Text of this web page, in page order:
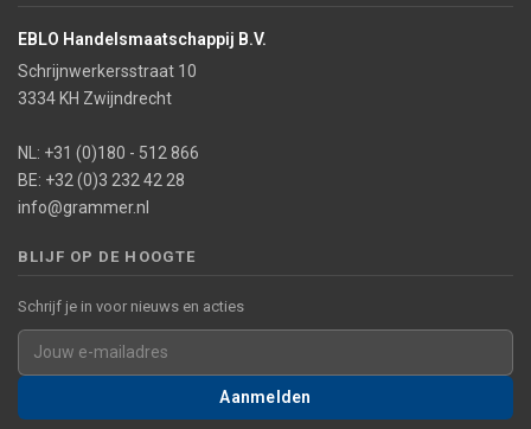
EBLO Handelsmaatschappij B.V.
Schrijnwerkersstraat 10
3334 KH Zwijndrecht
NL: +31 (0)180 - 512 866
BE: +32 (0)3 232 42 28
info@grammer.nl
BLIJF OP DE HOOGTE
Schrijf je in voor nieuws en acties
Aanmelden